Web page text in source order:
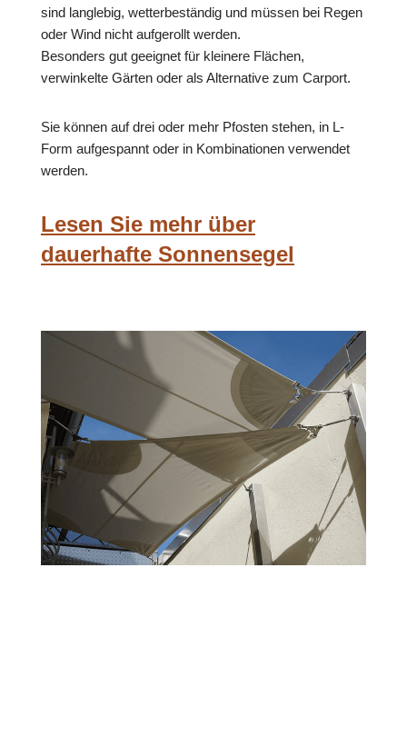
sind langlebig, wetterbeständig und müssen bei Regen
oder Wind nicht aufgerollt werden.
Besonders gut geeignet für kleinere Flächen,
verwinkelte Gärten oder als Alternative zum Carport.
Sie können auf drei oder mehr Pfosten stehen, in L-
Form aufgespannt oder in Kombinationen verwendet
werden.
Lesen Sie mehr über
dauerhafte Sonnensegel